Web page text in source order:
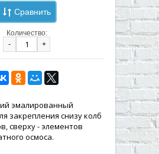
Сравнить
Количество:
-
+
эмалированный
закрепления снизу колб
сверху - элементов
осмоса.